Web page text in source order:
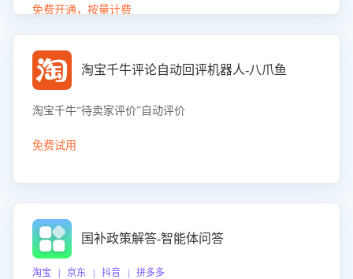
销诉求，帮助企业制定个性化赠品组合策略，优化资源投放
免费开通，按量计费
淘宝千牛评论自动回评机器人-八爪鱼
淘宝千牛“待卖家评价”自动评价
免费试用
国补政策解答-智能体问答
淘宝 | 京东 | 抖音 | 拼多多